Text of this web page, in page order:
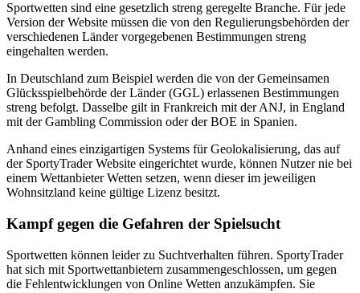
Sportwetten sind eine gesetzlich streng geregelte Branche. Für jede
Version der Website müssen die von den Regulierungsbehörden der
verschiedenen Länder vorgegebenen Bestimmungen streng
eingehalten werden.
In Deutschland zum Beispiel werden die von der Gemeinsamen
Glücksspielbehörde der Länder (GGL) erlassenen Bestimmungen
streng befolgt. Dasselbe gilt in Frankreich mit der ANJ, in England
mit der Gambling Commission oder der BOE in Spanien.
Anhand eines einzigartigen Systems für Geolokalisierung, das auf
der SportyTrader Website eingerichtet wurde, können Nutzer nie bei
einem Wettanbieter Wetten setzen, wenn dieser im jeweiligen
Wohnsitzland keine gültige Lizenz besitzt.
Kampf gegen die Gefahren der Spielsucht
Sportwetten können leider zu Suchtverhalten führen. SportyTrader
hat sich mit Sportwettanbietern zusammengeschlossen, um gegen
die Fehlentwicklungen von Online Wetten anzukämpfen. Sie